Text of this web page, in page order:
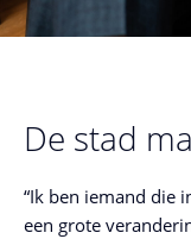
De stad
“Ik ben iemand die
een grote